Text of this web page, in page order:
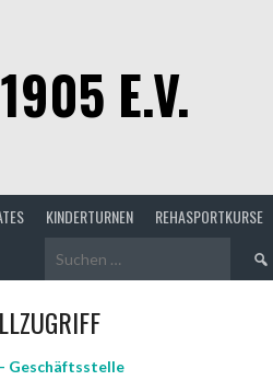
E.V.
KINDERTURNEN
REHASPORTKURSE
Suchen
Geschäftsstelle